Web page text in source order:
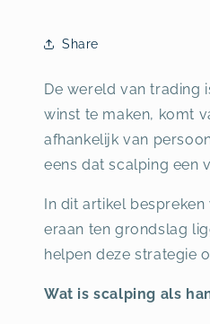
Share
De wereld van trading
winst te maken, komt
afhankelijk van
eens dat scalping een
In dit artikel
eraan ten grondslag
helpen deze strategie
Wat is scalping als